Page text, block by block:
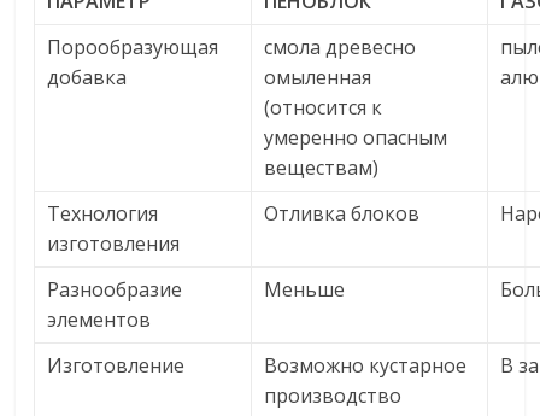
Порообразующая
добавка
смола древесно
омыленная
(относится к
умеренно опасным
веществам)
Технология
изготовления
Отливка блоков
Разнообразие
элементов
Меньше
Изготовление
Возможно кустарное
производство
В